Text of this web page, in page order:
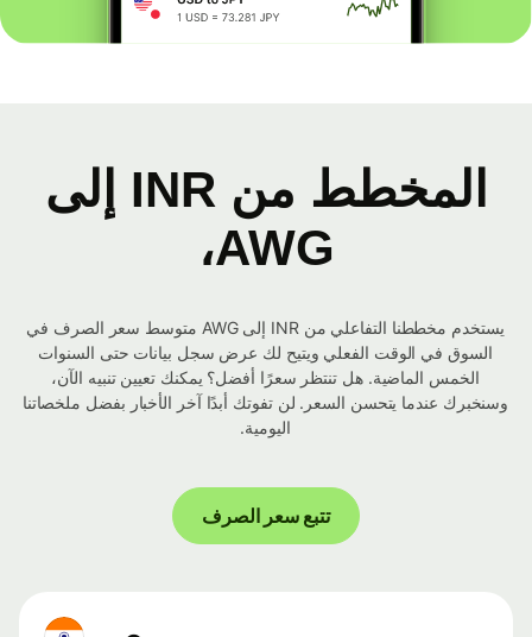
المخطط من INR إلى
AWG،
يستخدم مخططنا التفاعلي من INR إلى AWG متوسط ​​سعر الصرف في
السوق في الوقت الفعلي ويتيح لك عرض سجل بيانات حتى السنوات
الخمس الماضية. هل تنتظر سعرًا أفضل؟ يمكنك تعيين تنبيه الآن،
وسنخبرك عندما يتحسن السعر. لن تفوتك أبدًا آخر الأخبار بفضل ملخصاتنا
اليومية.
تتبع سعر الصرف